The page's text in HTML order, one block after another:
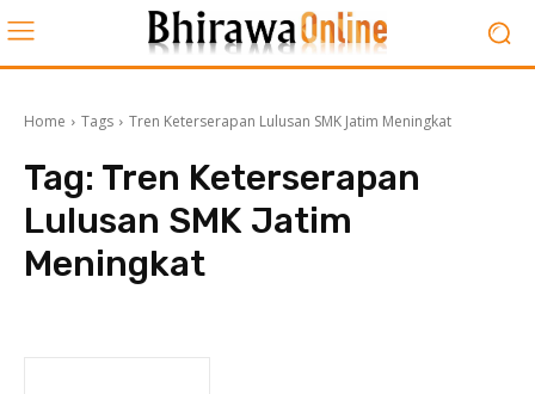
Home Tags Tren Keterserapan Lulusan SMK Jatim Meningkat
Tag: Tren Keterserapan
Lulusan SMK Jatim
Meningkat